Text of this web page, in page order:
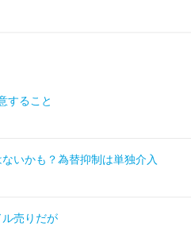
すること
いかも？為替抑制は単独介入
売りだが